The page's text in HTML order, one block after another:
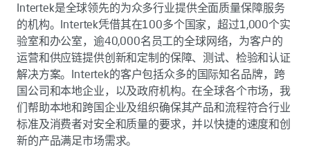
Intertek是全球领先的为众多行业提供全面质量保障服务
的机构。Intertek凭借其在100多个国家，超过1,000个实
验室和办公室，逾40,000名员工的全球网络，为客户的
运营和供应链提供创新和定制的保障、测试、检验和认证
解决方案。Intertek的客户包括众多的国际知名品牌，跨
国公司和本地企业，以及政府机构。在全球各个市场，我
们帮助本地和跨国企业及组织确保其产品和流程符合行业
标准及消费者对安全和质量的要求，并以快捷的速度和创
新的产品满足市场需求。